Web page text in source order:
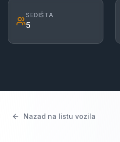
SEDIŠTA
5
Nazad na listu vozila